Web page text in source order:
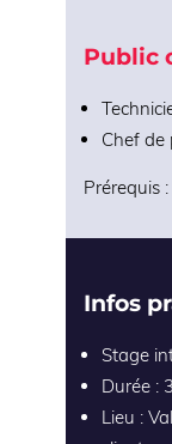
Public
Chef de
Prérequis
Infos
Stage
Durée :
Lieu :